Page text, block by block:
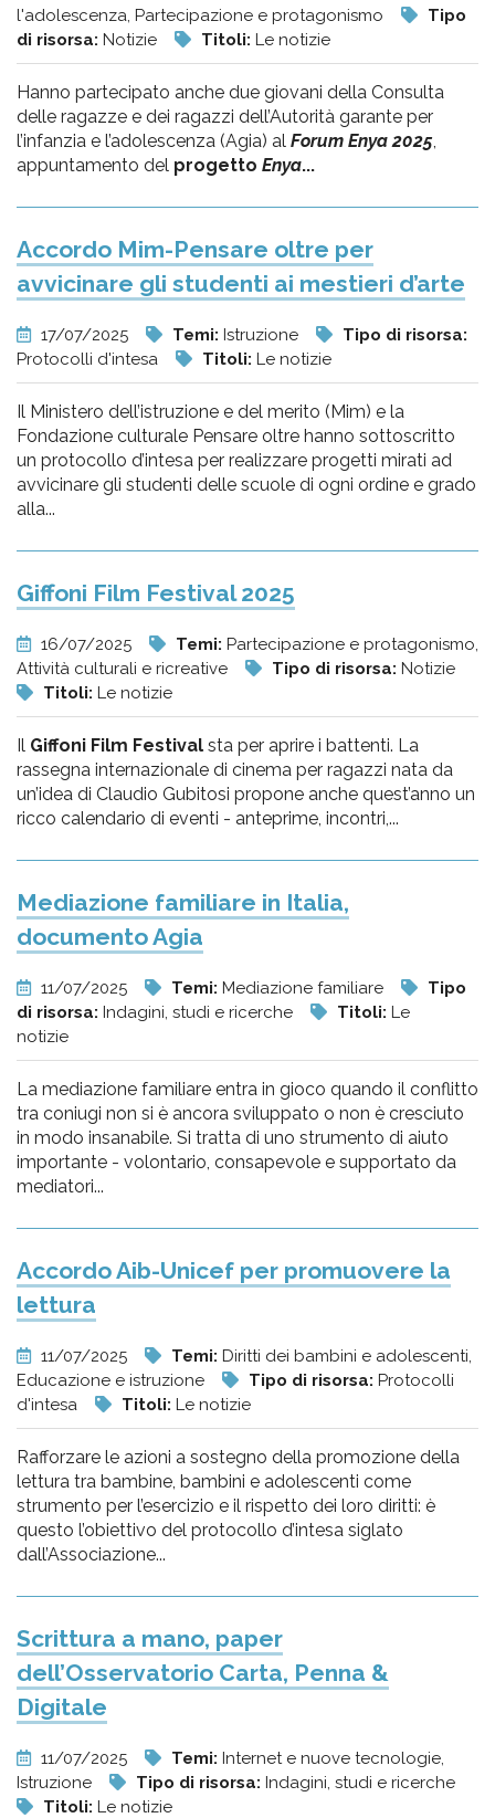
l'adolescenza, Partecipazione e protagonismo
Tipo
di risorsa: Notizie Titoli: Le notizie
Hanno partecipato anche due giovani della Consulta
delle ragazze e dei ragazzi dell’Autorità garante per
l’infanzia e l’adolescenza (Agia) al Forum Enya 2025,
appuntamento del progetto Enya...
Accordo Mim-Pensare oltre per
avvicinare gli studenti ai mestieri d’arte
17/07/2025 Temi: Istruzione
Tipo di risorsa:
Protocolli d'intesa
Titoli: Le notizie
Il Ministero dell’istruzione e del merito (Mim) e la
Fondazione culturale Pensare oltre hanno sottoscritto
un protocollo d’intesa per realizzare progetti mirati ad
avvicinare gli studenti delle scuole di ogni ordine e grado
alla...
Giffoni Film Festival 2025
16/07/2025 Temi: Partecipazione e protagonismo,
Attività culturali e ricreative
Tipo di risorsa: Notizie
Titoli: Le notizie
Il Giffoni Film Festival sta per aprire i battenti. La
rassegna internazionale di cinema per ragazzi nata da
un’idea di Claudio Gubitosi propone anche quest’anno un
ricco calendario di eventi - anteprime, incontri,...
Mediazione familiare in Italia,
documento Agia
11/07/2025 Temi: Mediazione familiare
Tipo
di risorsa: Indagini, studi e ricerche Titoli: Le
notizie
La mediazione familiare entra in gioco quando il conflitto
tra coniugi non si è ancora sviluppato o non è cresciuto
in modo insanabile. Si tratta di uno strumento di aiuto
importante - volontario, consapevole e supportato da
mediatori...
Accordo Aib-Unicef per promuovere la
lettura
11/07/2025 Temi: Diritti dei bambini e adolescenti,
Educazione e istruzione
Tipo di risorsa: Protocolli
d'intesa
Titoli: Le notizie
Rafforzare le azioni a sostegno della promozione della
lettura tra bambine, bambini e adolescenti come
strumento per l’esercizio e il rispetto dei loro diritti: è
questo l’obiettivo del protocollo d’intesa siglato
dall’Associazione...
Scrittura a mano, paper
dell’Osservatorio Carta, Penna &
Digitale
11/07/2025 Temi: Internet e nuove tecnologie,
Istruzione
Tipo di risorsa: Indagini, studi e ricerche
Titoli: Le notizie